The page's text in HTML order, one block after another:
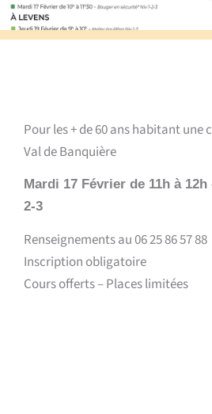
Pour les + de 60 ans habitant une
Val de Banquière
Mardi 17 Février de 11h à
2-3
Renseignements au 06 25 86 57 88
Inscription obligatoire
Cours offerts – Places limitées